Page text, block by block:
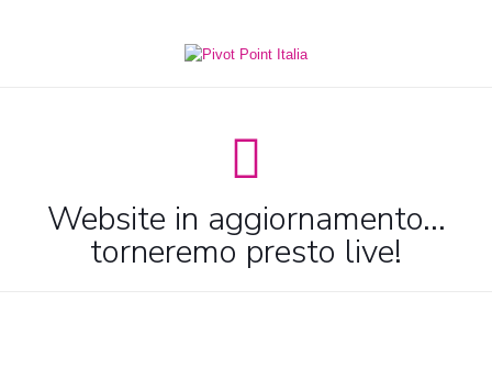
Website in aggiornamento...
torneremo presto live!